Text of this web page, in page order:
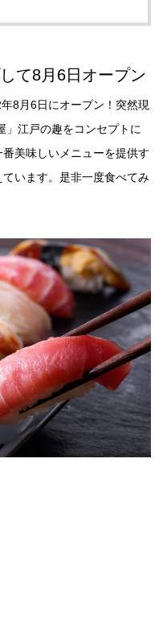
て8月6日オープン
8月6日にオープン！突然現
」江戸の趣をコンセプトに
美味しいメニューを提供す
います。是非一度食べてみ